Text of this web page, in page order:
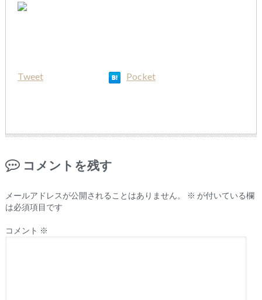
Tweet Pocket
コメントを残す
メールアドレスが公開されることはありません。 ※ が付いている欄
は必須項目です
コメント ※